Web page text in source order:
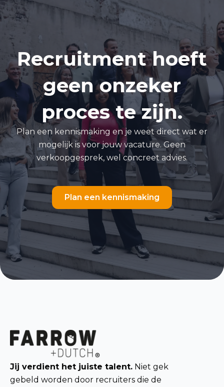
Recruitment hoeft
geen onzeker
proces te zijn.
Plan een kennismaking en je weet direct wat er
mogelijk is voor jouw vacature. Geen
verkoopgesprek, wel concreet advies.
Plan een kennismaking
Jij verdient het juiste talent. Niet gek
gebeld worden door recruiters die de